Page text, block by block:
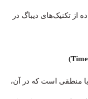
از تکنیک‌های دیباگ در
منطقی است که در آن،